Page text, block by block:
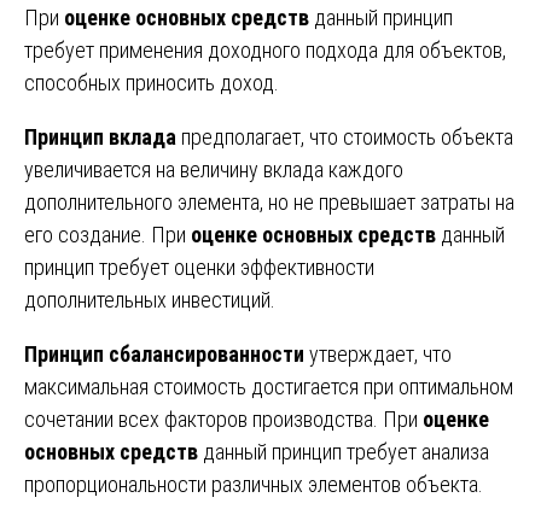
При оценке основных средств данный принцип
требует применения доходного подхода для объектов,
способных приносить доход.
Принцип вклада предполагает, что стоимость объекта
увеличивается на величину вклада каждого
дополнительного элемента, но не превышает затраты на
его создание. При оценке основных средств данный
принцип требует оценки эффективности
дополнительных инвестиций.
Принцип сбалансированности утверждает, что
максимальная стоимость достигается при оптимальном
сочетании всех факторов производства. При оценке
основных средств данный принцип требует анализа
пропорциональности различных элементов объекта.